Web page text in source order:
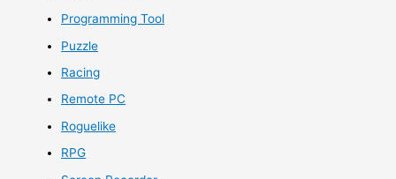
Programming Tool
Puzzle
Racing
Remote PC
Roguelike
RPG